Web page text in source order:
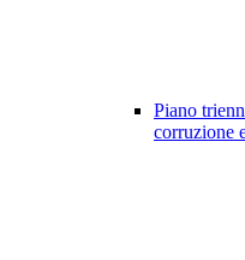
Piano
corruzione